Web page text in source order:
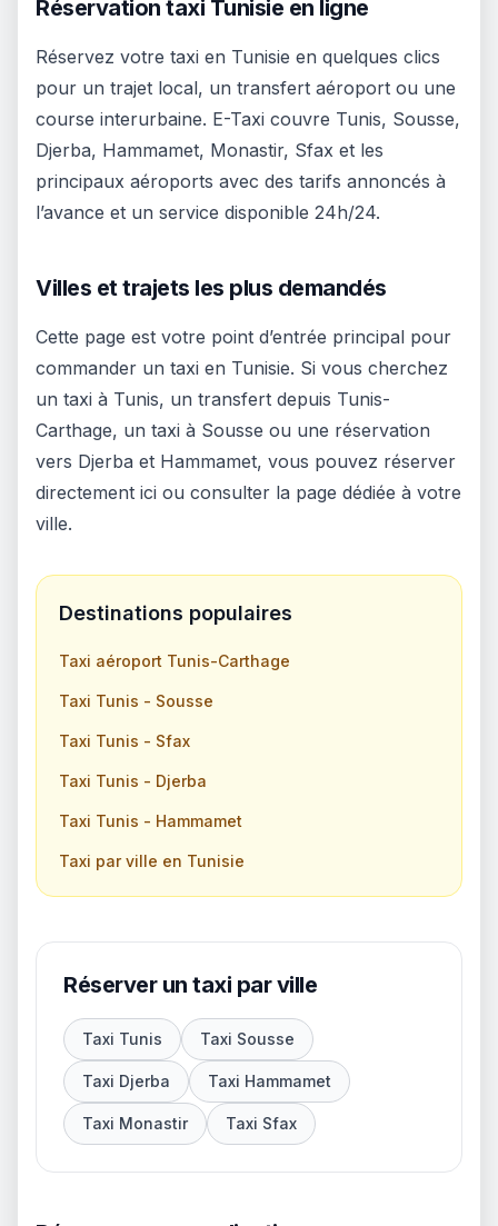
Réservation taxi Tunisie en ligne
Réservez votre taxi en Tunisie en quelques clics
pour un trajet local, un transfert aéroport ou une
course interurbaine. E-Taxi couvre Tunis, Sousse,
Djerba, Hammamet, Monastir, Sfax et les
principaux aéroports avec des tarifs annoncés à
l’avance et un service disponible 24h/24.
Villes et trajets les plus demandés
Cette page est votre point d’entrée principal pour
commander un taxi en Tunisie. Si vous cherchez
un taxi à Tunis, un transfert depuis Tunis-
Carthage, un taxi à Sousse ou une réservation
vers Djerba et Hammamet, vous pouvez réserver
directement ici ou consulter la page dédiée à votre
ville.
Destinations populaires
Taxi aéroport Tunis-Carthage
Taxi Tunis - Sousse
Taxi Tunis - Sfax
Taxi Tunis - Djerba
Taxi Tunis - Hammamet
Taxi par ville en Tunisie
Réserver un taxi par ville
Taxi Tunis Taxi Sousse
Taxi Djerba Taxi Hammamet
Taxi Monastir Taxi Sfax